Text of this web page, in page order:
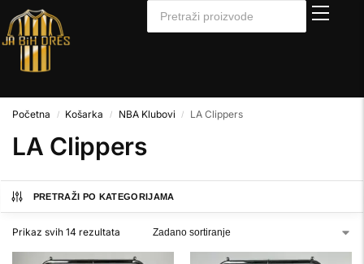
Početna / Košarka / NBA Klubovi / LA Clippers
LA Clippers
PRETRAŽI PO KATEGORIJAMA
Prikaz svih 14 rezultata